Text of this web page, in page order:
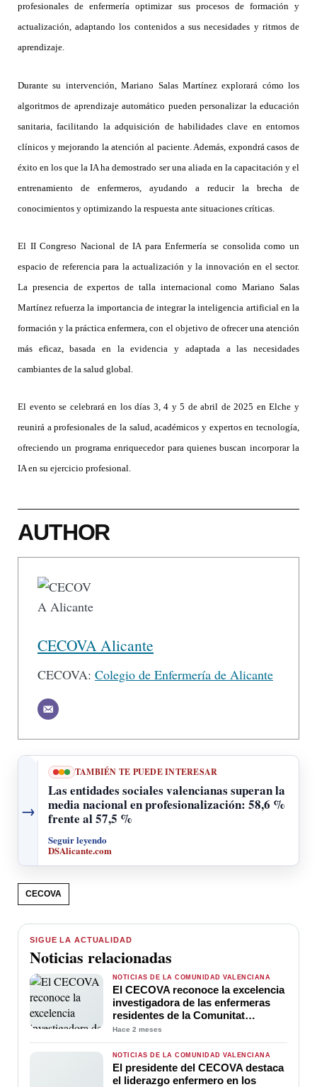
profesionales de enfermería optimizar sus procesos de formación y
actualización, adaptando los contenidos a sus necesidades y ritmos de
aprendizaje.
Durante su intervención, Mariano Salas Martínez explorará cómo los
algoritmos de aprendizaje automático pueden personalizar la educación
sanitaria, facilitando la adquisición de habilidades clave en entornos
clínicos y mejorando la atención al paciente. Además, expondrá casos de
éxito en los que la IA ha demostrado ser una aliada en la capacitación y el
entrenamiento de enfermeros, ayudando a reducir la brecha de
conocimientos y optimizando la respuesta ante situaciones críticas.
El II Congreso Nacional de IA para Enfermería se consolida como un
espacio de referencia para la actualización y la innovación en el sector.
La presencia de expertos de talla internacional como Mariano Salas
Martínez refuerza la importancia de integrar la inteligencia artificial en la
formación y la práctica enfermera, con el objetivo de ofrecer una atención
más eficaz, basada en la evidencia y adaptada a las necesidades
cambiantes de la salud global.
El evento se celebrará en los días 3, 4 y 5 de abril de 2025 en Elche y
reunirá a profesionales de la salud, académicos y expertos en tecnología,
ofreciendo un programa enriquecedor para quienes buscan incorporar la
IA en su ejercicio profesional.
AUTHOR
CECOVA Alicante
CECOVA: Colegio de Enfermería de Alicante
→
TAMBIÉN TE PUEDE INTERESAR
Las entidades sociales valencianas superan la
media nacional en profesionalización: 58,6 %
frente al 57,5 %
Seguir leyendo
DSAlicante.com
CECOVA
SIGUE LA ACTUALIDAD
Noticias relacionadas
NOTICIAS DE LA COMUNIDAD VALENCIANA
El CECOVA reconoce la excelencia
investigadora de las enfermeras
residentes de la Comunitat
Valenciana con tres premios
Hace 2 meses
NOTICIAS DE LA COMUNIDAD VALENCIANA
El presidente del CECOVA destaca
el liderazgo enfermero en los